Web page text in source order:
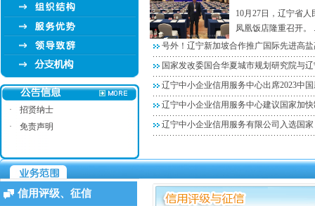
·
招贤纳士
·
免责声明
10月27日，辽宁省
凤凰饭店隆重召开。
号外！辽宁新加坡合作推广国际先进高
国家发改委国合华夏城市规划研究院与
辽宁中小企业信用服务中心出席2023中
辽宁中小企业信用服务中心建议国家加
辽宁中小企业信用服务有限公司入选国
信用评级、征信